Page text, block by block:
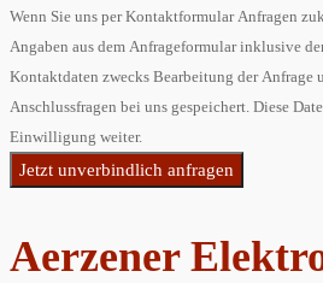
Wenn Sie uns per Kontaktformular Anfragen
Angaben aus dem Anfrageformular inklusive
Kontaktdaten zwecks Bearbeitung der Anfrage
Anschlussfragen bei uns gespeichert. Diese
Einwilligung weiter.
Jetzt unverbindlich anfragen
Aerzener